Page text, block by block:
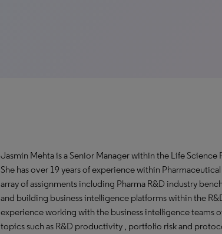
Jasmin Mehta is a Senior Manager within the Life Science
She has over 19 years of experience within
array of assignments including Pharma R&D industry
and building business intelligence platforms within the
experience working with the business intelligence teams
topics such as R&D productivity , portfolio risk and